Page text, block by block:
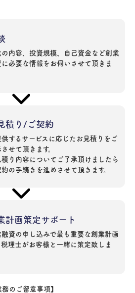
の内容、投資規模、自己資金など創業
に必要な情報をお伺いさせて頂きま
積り/ご契約
供するサービスに応じたお見積りをご
せて頂きます。
積り内容についてご了承頂けましたら
約の手続きを進めさせて頂きます。
計画策定サポート
融資の申し込みで最も重要な創業計画
税理士がお客様と一緒に策定致しま
のご留意事項】